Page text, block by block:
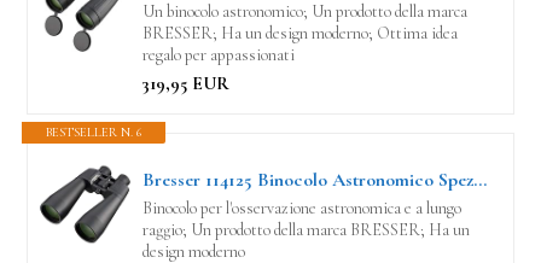
Un binocolo astronomico; Un prodotto della marca
BRESSER; Ha un design moderno; Ottima idea
regalo per appassionati
319,95 EUR
BESTSELLER N. 6
Bresser 114125 Binocolo Astronomico Spezial-Astro 25 x 70
Binocolo per l'osservazione astronomica e a lungo
raggio; Un prodotto della marca BRESSER; Ha un
design moderno